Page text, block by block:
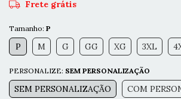
Frete grátis
Tamanho: P
P M G GG XG 3XL
PERSONALIZE: SEM PERSONALIZAÇÃO
SEM PERSONALIZAÇÃO COM